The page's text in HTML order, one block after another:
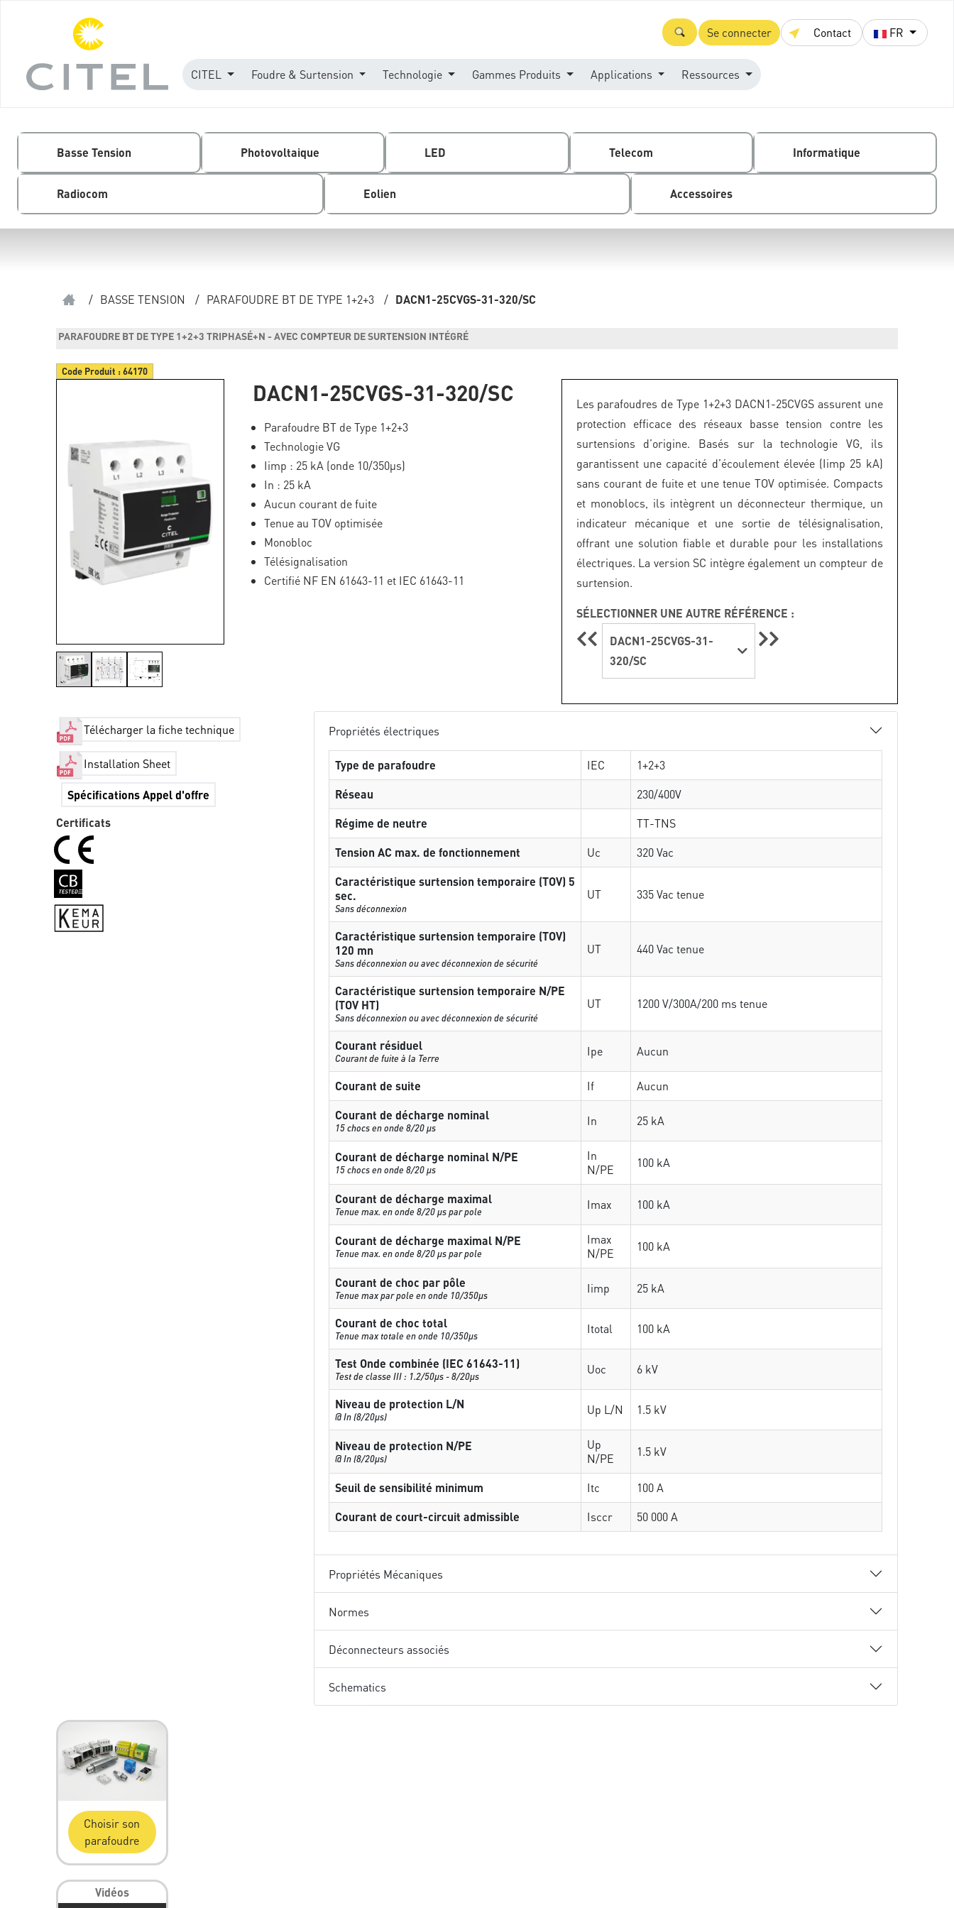
Se connecter Contact FR
CITEL Foudre & Surtension Technologie Gammes Produits Applications Ressources
Basse Tension Photovoltaique LED Telecom Informatique
Radiocom Eolien Accessoires
/ BASSE TENSION / PARAFOUDRE BT DE TYPE 1+2+3 / DACN1-25CVGS-31-320/SC
PARAFOUDRE BT DE TYPE 1+2+3 TRIPHASÉ+N - AVEC COMPTEUR DE SURTENSION INTÉGRÉ
Code Produit :64170
DACN1-25CVGS-31-320/SC
Parafoudre BT de Type 1+2+3
Technologie VG
Iimp : 25 kA (onde 10/350µs)
In : 25 kA
Aucun courant de fuite
Tenue au TOV optimisée
Monobloc
Télésignalisation
Certifié NF EN 61643-11 et IEC 61643-11
Les parafoudres de Type 1+2+3 DACN1-25CVGS assurent une
protection efficace des réseaux basse tension contre les
surtensions d’origine. Basés sur la technologie VG, ils
garantissent une capacité d’écoulement élevée (Iimp 25 kA)
sans courant de fuite et une tenue TOV optimisée. Compacts
et monoblocs, ils intègrent un déconnecteur thermique, un
indicateur mécanique et une sortie de télésignalisation,
offrant une solution fiable et durable pour les installations
électriques. La version SC intègre également un compteur de
surtension.
SÉLECTIONNER UNE AUTRE RÉFÉRENCE :
DACN1-25CVGS-31-
320/SC
Télécharger la fiche technique
Installation Sheet
Spécifications Appel d'offre
Certificats
Propriétés électriques
Type de parafoudre IEC
1+2+3
Réseau
230/400V
Régime de neutre
TT-TNS
Tension AC max. de fonctionnement
Uc
320 Vac
Caractéristique surtension temporaire (TOV) 5
sec.
Sans déconnexion
UT 335 Vac tenue
Caractéristique surtension temporaire (TOV)
120 mn
Sans déconnexion ou avec déconnexion de sécurité
UT 440 Vac tenue
Caractéristique surtension temporaire N/PE
(TOV HT)
Sans déconnexion ou avec déconnexion de sécurité
UT 1200 V/300A/200 ms tenue
Courant résiduel
Courant de fuite à la Terre Ipe Aucun
Courant de suite If
Aucun
Courant de décharge nominal
15 chocs en onde 8/20 µs In 25 kA
Courant de décharge nominal N/PE
15 chocs en onde 8/20 µs
In
N/PE
100 kA
Courant de décharge maximal
Tenue max. en onde 8/20 µs par pole Imax 100 kA
Courant de décharge maximal N/PE
Tenue max. en onde 8/20 µs par pole
Imax
N/PE
100 kA
Courant de choc par pôle
Tenue max par pole en onde 10/350µs Iimp 25 kA
Courant de choc total
Tenue max totale en onde 10/350µs Itotal 100 kA
Test Onde combinée (IEC 61643-11)
Test de classe III : 1.2/50µs - 8/20µs Uoc 6 kV
Niveau de protection L/N
@ In (8/20µs) Up L/N 1.5 kV
Niveau de protection N/PE
@ In (8/20µs)
Up
N/PE
1.5 kV
Seuil de sensibilité minimum Itc
100 A
Courant de court-circuit admissible
Isccr 50 000 A
Propriétés Mécaniques
Normes
Déconnecteurs associés
Schematics
Choisir son
parafoudre
Vidéos